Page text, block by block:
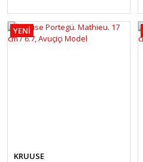
YENİ
KRUUSE